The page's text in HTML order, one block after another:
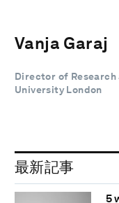
Vanja Garaj
Director of Research
University London
最新記事
5